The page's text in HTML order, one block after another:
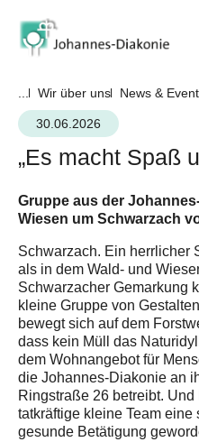
... Wir über uns News &
30.06.2026
„Es macht Spaß
Gruppe aus der
Wiesen um Schwarzach
Schwarzach. Ein herrlicher
als in dem Wald- und
Schwarzacher Gemarkung
kleine Gruppe von
bewegt sich auf dem
dass kein Müll das
dem Wohnangebot für
die Johannes-Diakonie an
Ringstraße 26 betreibt.
tatkräftige kleine Team
gesunde Betätigung